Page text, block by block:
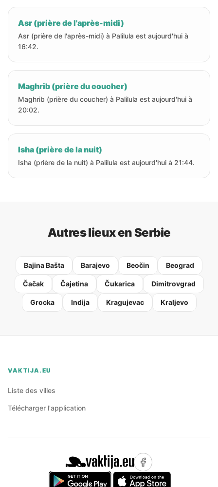
Asr (prière de l'après-midi)
Asr (prière de l'après-midi) à Palilula est aujourd'hui à
16:42.
Maghrib (prière du coucher)
Maghrib (prière du coucher) à Palilula est aujourd'hui à
20:02.
Isha (prière de la nuit)
Isha (prière de la nuit) à Palilula est aujourd'hui à 21:44.
Autres lieux en Serbie
Bajina Bašta Barajevo Beočin Beograd
Čačak Čajetina Čukarica Dimitrovgrad
Grocka Indija Kragujevac Kraljevo
VAKTIJA.EU
Liste des villes
Télécharger l'application